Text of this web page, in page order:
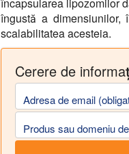
îngustă a
scalabilitatea acesteia.
Cerere de
Adresa de email
Produs sau domeniu